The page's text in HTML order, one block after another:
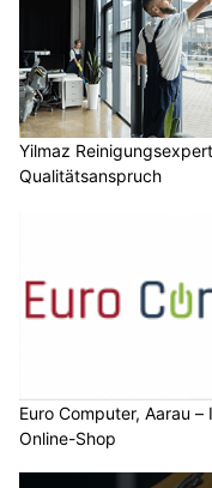
Yilmaz
Qualitätsanspruch
Euro Computer, Aarau
Online-Shop